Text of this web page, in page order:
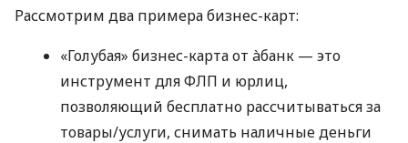
Рассмотрим два примера бизнес-карт:
«Голубая» бизнес-карта от àбанк — это
инструмент для ФЛП и юрлиц,
позволяющий бесплатно рассчитываться за
товары/услуги, снимать наличные деньги